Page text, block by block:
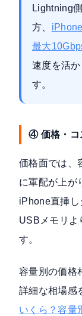
Lightning
方、
最大
速度を活
す。
④ 価格・コ
価格面では、
に軍配が上が
iPhone直挿し
USBメモリよ
す。
容量別の価格
詳細な相場感
いくら？容量